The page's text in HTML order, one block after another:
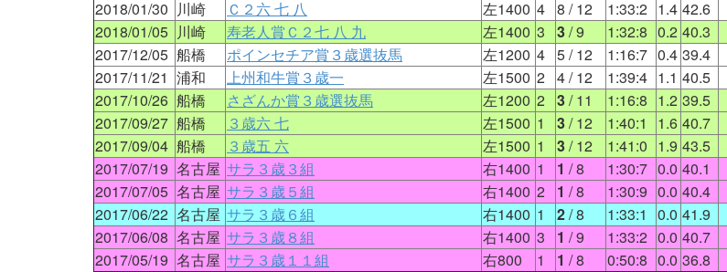
2018/01/30 川崎 Ｃ２六 七 八 左1400 4 8 / 12 1:33:2 1.4 42.6
2018/01/05 川崎 寿老人賞Ｃ２七 八 九 左1400 3 3/ 9 1:32:8 0.2 40.3
2017/12/05 船橋 ポインセチア賞３歳選抜馬 左1200 4 5/ 12 1:16:7 0.4 39.4
2017/11/21 浦和 上州和牛賞３歳一 左1500 2 4/ 12 1:39:4 1.1 40.5
2017/10/26 船橋 さざんか賞３歳選抜馬 左1200 2 3/ 11 1:16:8 1.2 39.5
2017/09/27 船橋 ３歳六 七 左1500 1 3/ 12 1:40:1 1.6 40.7
2017/09/04 船橋 ３歳五 六 左1500 1 3/ 12 1:41:0 1.9 43.5
2017/07/19 名古屋 サラ３歳３組 右1400 1 1 / 8 1:30:7 0.0 40.1
2017/07/05 名古屋 サラ３歳５組 右1400 2 1 / 8 1:30:9 0.0 40.4
2017/06/22 名古屋 サラ３歳６組 右1400 1 2/ 8 1:33:1 0.0 41.9
2017/06/08 名古屋 サラ３歳８組 右1400 3 1 / 9 1:33:2 0.0 40.7
2017/05/19 名古屋 サラ３歳１１組 右800 1 1 / 8 0:50:8 0.0 36.8